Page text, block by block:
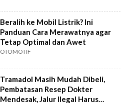
Beralih ke Mobil Listrik? Ini
Panduan Cara Merawatnya agar
Tetap Optimal dan Awet
OTOMOTIF
Tramadol Masih Mudah Dibeli,
Pembatasan Resep Dokter
Mendesak, Jalur Ilegal Harus